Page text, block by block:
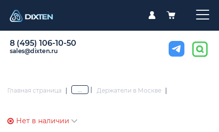
8 (495) 106-10-50
sales@dixten.ru
Главная страница | ... Держатели в Москве |
Нет в наличии